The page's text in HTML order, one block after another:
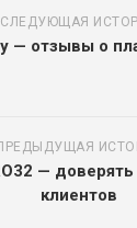
СЛЕДУЮЩАЯ
— отзывы о
—
клиентов